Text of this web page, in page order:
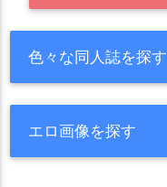
色々な同人誌を探す
エロ画像を探す